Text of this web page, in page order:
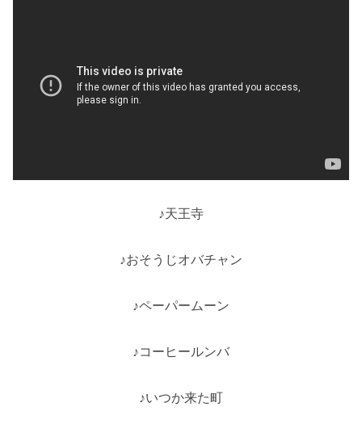
♪天王寺
♪おそうじオバチャン
♪ペーパームーン
♪コーヒールンバ
♪いつか来た町